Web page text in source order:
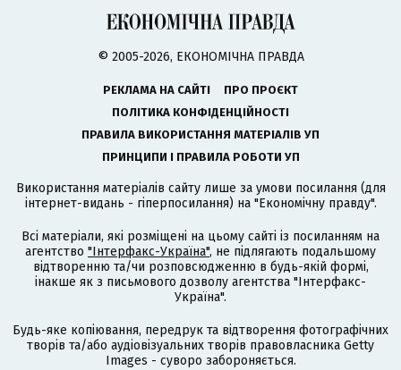
© 2005-2026, ЕКОНОМІЧНА ПРАВДА
РЕКЛАМА НА САЙТІ
ПРО ПРОЄКТ
ПОЛІТИКА КОНФІДЕНЦІЙНОСТІ
ПРАВИЛА ВИКОРИСТАННЯ МАТЕРІАЛІВ УП
ПРИНЦИПИ І ПРАВИЛА РОБОТИ УП
Використання матеріалів сайту лише за умови посилання (для
інтернет-видань - гіперпосилання) на "Економічну правду".
Всі матеріали, які розміщені на цьому сайті із посиланням на
агентство "Інтерфакс-Україна", не підлягають подальшому
відтворенню та/чи розповсюдженню в будь-якій формі,
інакше як з письмового дозволу агентства "Інтерфакс-
Україна".
Будь-яке копіювання, передрук та відтворення фотографічних
творів та/або аудіовізуальних творів правовласника Getty
Images - суворо забороняється.